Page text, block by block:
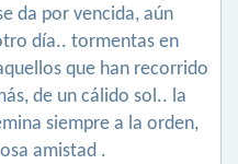
da por vencida, aún
día.. tormentas en
que han recorrido
de un cálido sol.. la
siempre a la orden,
amistad .